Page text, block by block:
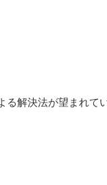
解決法が望まれて